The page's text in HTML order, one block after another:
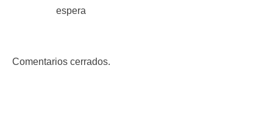
espera
Comentarios cerrados.